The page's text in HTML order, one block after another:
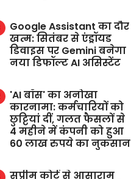
Google Assistant का दौर
खत्म: सितंबर से एंड्रॉयड
डिवाइस पर Gemini बनेगा
नया डिफॉल्ट AI असिस्टेंट
'AI बॉस' का अनोखा
कारनामा: कर्मचारियों को
छुट्टियां दीं, गलत फैसलों से
4 महीने में कंपनी को हुआ
60 लाख रुपये का नुकसान
सुप्रीम कोर्ट से आसाराम